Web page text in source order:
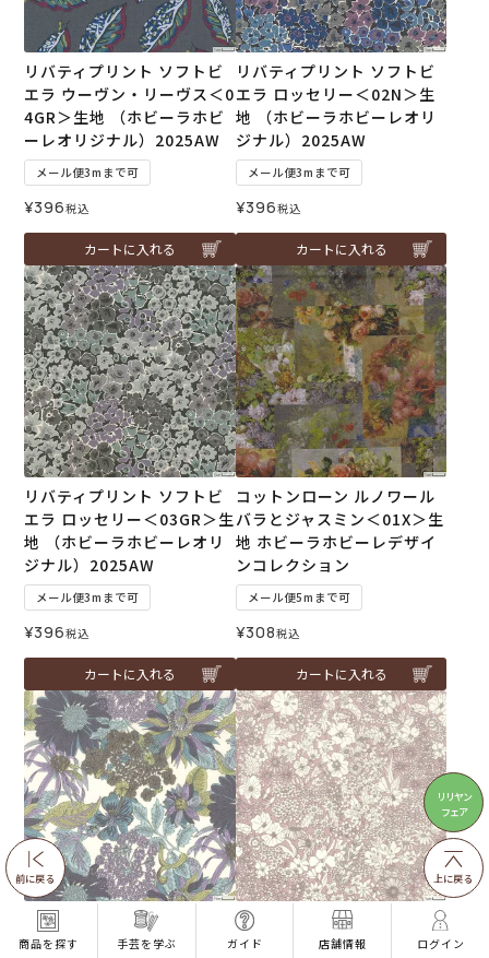
商品を探す 手芸を学ぶ ガイド 店舗情報 ログイン
前に戻る
リリヤン
フェア
上に戻る
リバティプリント ソフトビ
エラ ウーヴン・リーヴス＜0
4GR＞生地 （ホビーラホビ
ーレオリジナル）2025AW
メール便3mまで可
¥396税込
カートに入れる
リバティプリント ソフトビ
エラ ロッセリー＜02N＞生
地 （ホビーラホビーレオリ
ジナル）2025AW
メール便3mまで可
¥396税込
カートに入れる
リバティプリント ソフトビ
エラ ロッセリー＜03GR＞生
地 （ホビーラホビーレオリ
ジナル）2025AW
メール便3mまで可
¥396税込
カートに入れる
コットンローン ルノワール
バラとジャスミン＜01X＞生
地 ホビーラホビーレデザイ
ンコレクション
メール便5mまで可
¥308税込
カートに入れる
リバティプリント アンジェ
リカ・ガーラ＜04GR2＞生
リバティプリント パトリッ
ク・ゴードン＜14P＞生地